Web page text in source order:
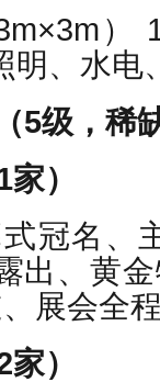
）
明、水电
5级，稀
）
冠名、
出、黄
展会全
）